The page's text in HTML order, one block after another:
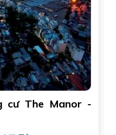
cư The Manor -